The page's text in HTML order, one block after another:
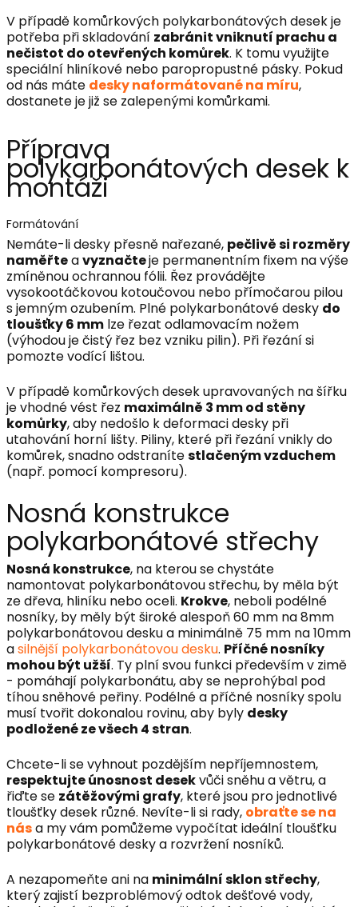
V případě komůrkových polykarbonátových desek je
potřeba při skladování zabránit vniknutí prachu a
nečistot do otevřených komůrek. K tomu využijte
speciální hliníkové nebo paropropustné pásky. Pokud
od nás máte deskynaformátované na míru,
dostanete je již se zalepenými komůrkami.
Příprava
polykarbonátových desek k
montáži
Formátování
Nemáte-li desky přesně nařezané, pečlivě si rozměry
naměřteavyznačteje permanentním fixem na výše
zmíněnou ochrannou fólii. Řez provádějte
vysokootáčkovou kotoučovou nebo přímočarou pilou
s jemným ozubením. Plné polykarbonátové desky do
tloušťky 6 mm lze řezat odlamovacím nožem
(výhodou je čistý řez bez vzniku pilin). Při řezání si
pomozte vodící lištou.
V případě komůrkových desek upravovaných na šířku
je vhodné vést řez maximálně 3 mm od stěny
komůrky, aby nedošlo k deformaci desky při
utahování horní lišty. Piliny, které při řezání vnikly do
komůrek, snadno odstranítestlačeným vzduchem
(např. pomocí kompresoru).
Nosná konstrukce
polykarbonátové střechy
Nosná konstrukce, na kterou se chystáte
namontovat polykarbonátovou střechu, by měla být
ze dřeva, hliníku nebo oceli. Krokve, neboli podélné
nosníky, by měly být široké alespoň 60 mm na 8mm
polykarbonátovou desku a minimálně 75 mm na 10mm
asilnější polykarbonátovou desku. Příčné nosníky
mohou být užší. Ty plní svou funkci především v zimě
- pomáhají polykarbonátu, aby se neprohýbal pod
tíhou sněhové peřiny. Podélné a příčné nosníky spolu
musí tvořit dokonalou rovinu, aby byly desky
podložené ze všech 4 stran.
Chcete-li se vyhnout pozdějším nepříjemnostem,
respektujte únosnost desekvůči sněhu a větru, a
řiďte se zátěžovými grafy, které jsou pro jednotlivé
tloušťky desek různé. Nevíte-li si rady, obraťte se na
nása my vám pomůžeme vypočítat ideální tloušťku
polykarbonátové desky a rozvržení nosníků.
A nezapomeňte ani na minimální sklon střechy,
který zajistí bezproblémový odtok dešťové vody,